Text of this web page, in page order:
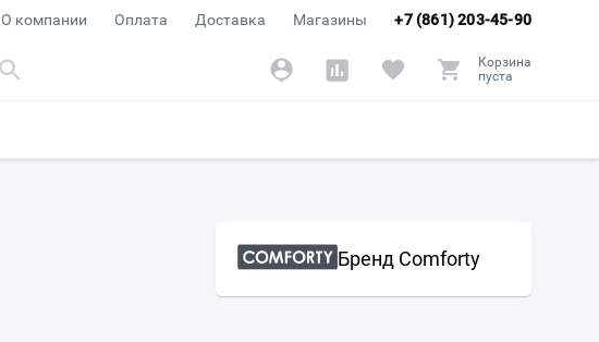
+7 (861) 203-45-90
О компании Оплата Доставка Магазины
Корзина
пуста
Бренд Comforty